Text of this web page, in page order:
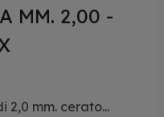
MM. 2,00 -
mm. cerato...